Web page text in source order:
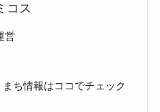
コス
営
ち情報はココでチェック